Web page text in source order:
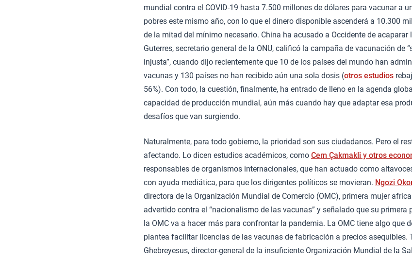
mundial contra el COVID-19 hasta 7.500 millones de dólares para vacunar a
pobres este mismo año, con lo que el dinero disponible ascenderá a 10.300
de la mitad del mínimo necesario. China ha acusado a Occidente de acaparar
Guterres, secretario general de la ONU, calificó la campaña de vacunación de
injusta”, cuando dijo recientemente que 10 de los países del mundo han
vacunas y 130 países no han recibido aún una sola dosis (otros estudios
56%). Con todo, la cuestión, finalmente, ha entrado de lleno en la agenda
capacidad de producción mundial, aún más cuando hay que adaptar esa
desafíos que van surgiendo.
Naturalmente, para todo gobierno, la prioridad son sus ciudadanos. Pero el
afectando. Lo dicen estudios académicos, como Cem Çakmakli y otros
responsables de organismos internacionales, que han actuado como
con ayuda mediática, para que los dirigentes políticos se movieran. Ngozi
directora de la Organización Mundial de Comercio (OMC), primera mujer
advertido contra el “nacionalismo de las vacunas” y señalado que su primera
la OMC va a hacer más para confrontar la pandemia. La OMC tiene algo que
plantea facilitar licencias de las vacunas de fabricación a precios asequibles.
Ghebreyesus, director-general de la insuficiente Organización Mundial de la